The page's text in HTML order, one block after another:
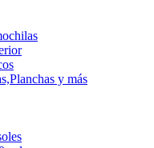
y más